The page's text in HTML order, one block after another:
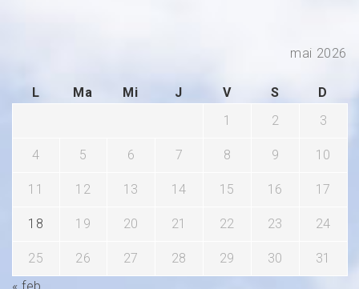
mai 2026
L Ma Mi J V S
D
1
2 3
4 5 6 7 8 9 10
11 12 13 14 15 16 17
18 19 20 21 22 23 24
25 26 27 28 29 30
31